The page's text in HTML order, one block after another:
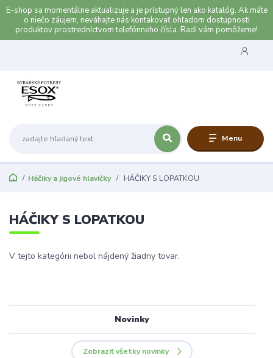
E-shop sa momentálne aktualizuje a je prístupný len ako katalóg. Ak máte
o niečo záujem, neváhajte nás kontakovať ohľadom dostupnosti
produktov prostredníctvom telefónneho čísla. Radi vám pomôžeme!
Menu
Háčiky a jigové hlavičky HÁČIKY S LOPATKOU
HÁČIKY S LOPATKOU
V tejto kategórii nebol nájdený žiadny tovar.
Novinky
Zobraziť všetky novinky